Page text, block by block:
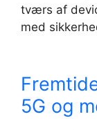
tværs af
med
5G og